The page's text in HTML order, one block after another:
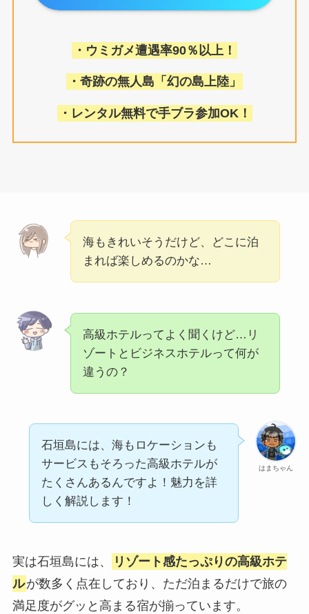
・ウミガメ遭遇率90％以上！
・奇跡の無人島「幻の島上陸」
・レンタル無料で手ブラ参加OK！
海もきれいそうだけど、どこに泊
まれば楽しめるのかな…
高級ホテルってよく聞くけど…リ
ゾートとビジネスホテルって何が
違うの？
はまちゃん
石垣島には、海もロケーションも
サービスもそろった高級ホテルが
たくさんあるんですよ！魅力を詳
しく解説します！
実は石垣島には、
リゾート感たっぷりの高級ホテ
ルが数多く点在しており、ただ泊まるだけで旅の
満足度がグッと高まる宿が揃っています。